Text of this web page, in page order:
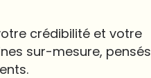
crédibilité et votre
sur-mesure, pensés